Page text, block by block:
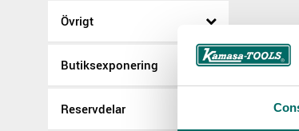
Övrigt
Butiksexponering
Reservdelar